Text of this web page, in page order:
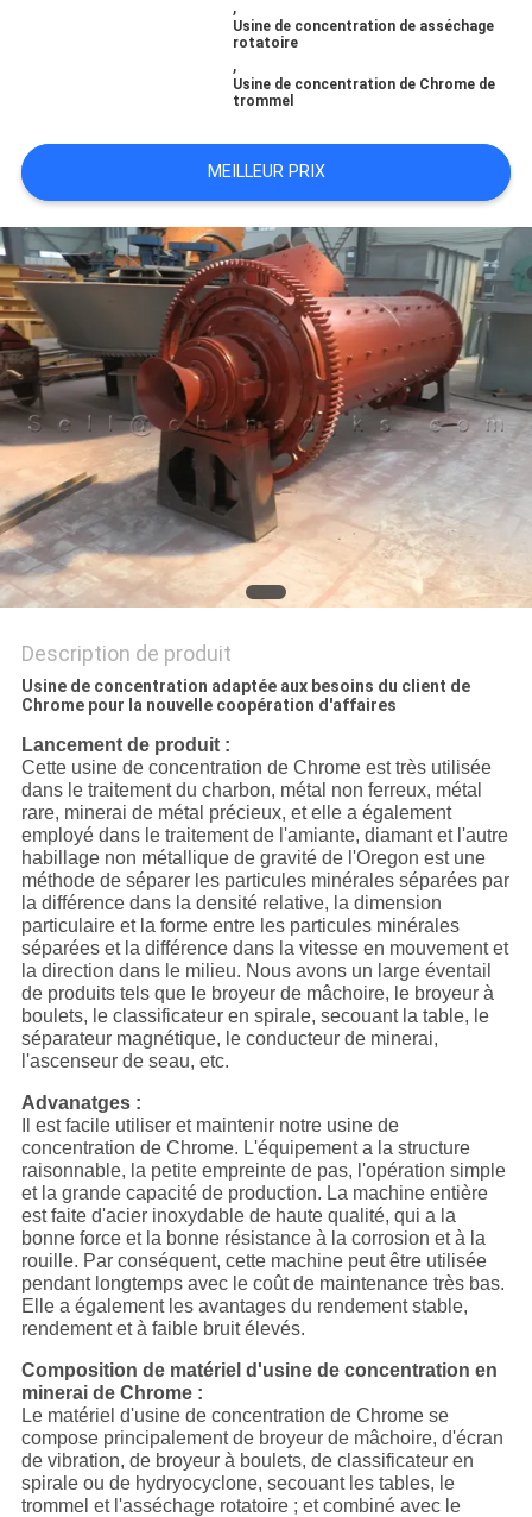
PLAN
DU
SITE
POLITIQUE
DE
CONFIDENTIALITÉ
,
Usine de concentration de asséchage
rotatoire
,
Usine de concentration de Chrome de
trommel
MEILLEUR PRIX
Description de produit
Usine de concentration adaptée aux besoins du client de
Chrome pour la nouvelle coopération d'affaires
Lancement de produit :
Cette usine de concentration de Chrome est très utilisée
dans le traitement du charbon, métal non ferreux, métal
rare, minerai de métal précieux, et elle a également
employé dans le traitement de l'amiante, diamant et l'autre
habillage non métallique de gravité de l'Oregon est une
méthode de séparer les particules minérales séparées par
la différence dans la densité relative, la dimension
particulaire et la forme entre les particules minérales
séparées et la différence dans la vitesse en mouvement et
la direction dans le milieu. Nous avons un large éventail
de produits tels que le broyeur de mâchoire, le broyeur à
boulets, le classificateur en spirale, secouant la table, le
séparateur magnétique, le conducteur de minerai,
l'ascenseur de seau, etc.
Advanatges :
Il est facile utiliser et maintenir notre usine de
concentration de Chrome. L'équipement a la structure
raisonnable, la petite empreinte de pas, l'opération simple
et la grande capacité de production. La machine entière
est faite d'acier inoxydable de haute qualité, qui a la
bonne force et la bonne résistance à la corrosion et à la
rouille. Par conséquent, cette machine peut être utilisée
pendant longtemps avec le coût de maintenance très bas.
Elle a également les avantages du rendement stable,
rendement et à faible bruit élevés.
Composition de matériel d'usine de concentration en
minerai de Chrome :
Le matériel d'usine de concentration de Chrome se
compose principalement de broyeur de mâchoire, d'écran
de vibration, de broyeur à boulets, de classificateur en
spirale ou de hydryocyclone, secouant les tables, le
trommel et l'asséchage rotatoire ; et combiné avec le